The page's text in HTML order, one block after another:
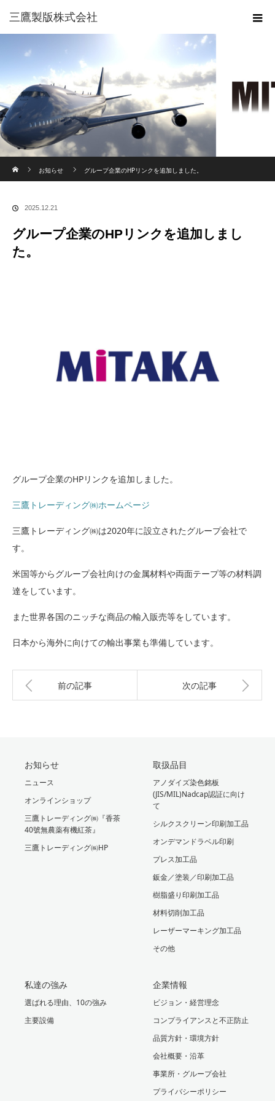
三鷹製版株式会社
お知らせ
グループ企業のHPリンクを追加しました。
2025.12.21
グループ企業のHPリンクを追加しまし
た。
グループ企業のHPリンクを追加しました。
三鷹トレーディング㈱ホームページ
三鷹トレーディング㈱は2020年に設立されたグループ会社で
す。
米国等からグループ会社向けの金属材料や両面テープ等の材料調
達をしています。
また世界各国のニッチな商品の輸入販売等をしています。
日本から海外に向けての輸出事業も準備しています。
前の記事 次の記事
お知らせ
ニュース
オンラインショップ
三鷹トレーディング㈱『香茶
40號無農薬有機紅茶』
三鷹トレーディング㈱HP
取扱品目
アノダイズ染色銘板
(JIS/MIL)Nadcap認証に向け
て
シルクスクリーン印刷加工品
オンデマンドラベル印刷
プレス加工品
鈑金／塗装／印刷加工品
樹脂盛り印刷加工品
材料切削加工品
レーザーマーキング加工品
その他
私達の強み
選ばれる理由、10の強み
主要設備
企業情報
ビジョン・経営理念
コンプライアンスと不正防止
品質方針・環境方針
会社概要・沿革
事業所・グループ会社
プライバシーポリシー